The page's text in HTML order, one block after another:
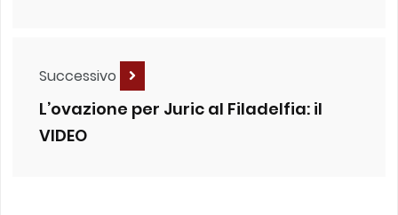
Successivo
L’ovazione per Juric al Filadelfia: il
VIDEO